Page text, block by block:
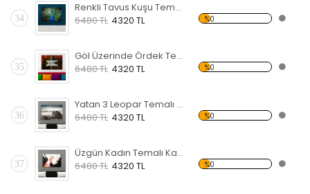
34
Renkli Tavus Kuşu Temalı Kanvas Tablo
6480 TL 4320 TL %0
35
Göl Üzerinde Ördek Temalı Kanvas Tablo
6480 TL 4320 TL %0
36
Yatan 3 Leopar Temalı Kanvas Tablo
6480 TL 4320 TL %0
37
Üzgün Kadın Temalı Kanvas Tablo
6480 TL 4320 TL %0